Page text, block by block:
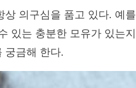
의구심을 품고 있다. 예를
있는 충분한 모유가 있는지
궁금해 한다.